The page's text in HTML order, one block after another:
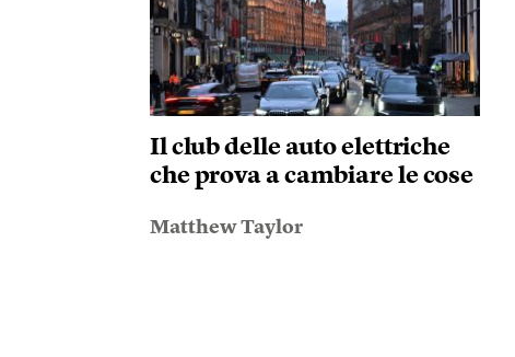
Il club delle auto elettriche
che prova a cambiare le cose
Matthew Taylor